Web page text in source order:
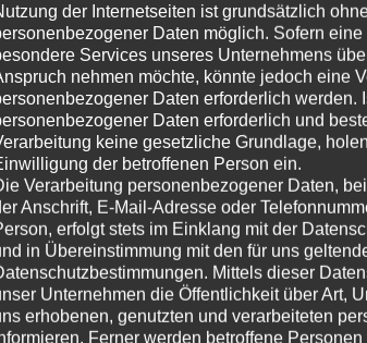
Es gibt noch lange
Fernsehen, einige Experten meinen, dass
Sie Fernsehen noch immer
der Internetseiten ist grundsätzlich
Daten möglich. Sofern eine
Services unseres Unternehmens
nehmen möchte, könnte jedoch eine
Daten erforderlich werden.
Daten erforderlich und
keine gesetzliche Grundlage,
der betroffenen Person ein.
Verarbeitung personenbezogener Daten,
Anschrift, E-Mail-Adresse oder
erfolgt stets im Einklang mit der
in Übereinstimmung mit den für uns
Mittels dieser
Unternehmen die Öffentlichkeit über Art,
erhobenen, genutzten und verarbeiteten
Ferner werden betroffene